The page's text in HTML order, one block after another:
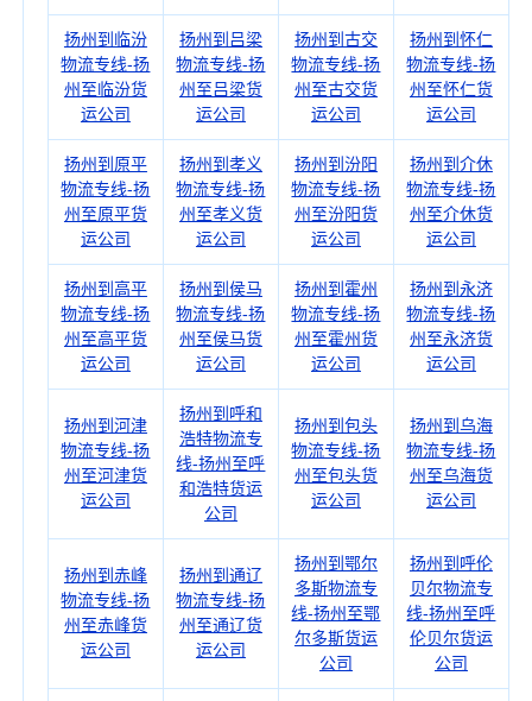
扬州到临汾
物流专线-扬
州至临汾货
运公司
扬州到吕梁
物流专线-扬
州至吕梁货
运公司
扬州到古交
物流专线-扬
州至古交货
运公司
扬州到怀仁
物流专线-扬
州至怀仁货
运公司
扬州到原平
物流专线-扬
州至原平货
运公司
扬州到孝义
物流专线-扬
州至孝义货
运公司
扬州到汾阳
物流专线-扬
州至汾阳货
运公司
扬州到介休
物流专线-扬
州至介休货
运公司
扬州到高平
物流专线-扬
州至高平货
运公司
扬州到侯马
物流专线-扬
州至侯马货
运公司
扬州到霍州
物流专线-扬
州至霍州货
运公司
扬州到永济
物流专线-扬
州至永济货
运公司
扬州到河津
物流专线-扬
州至河津货
运公司
扬州到呼和
浩特物流专
线-扬州至呼
和浩特货运
公司
扬州到包头
物流专线-扬
州至包头货
运公司
扬州到乌海
物流专线-扬
州至乌海货
运公司
扬州到赤峰
物流专线-扬
州至赤峰货
运公司
扬州到通辽
物流专线-扬
州至通辽货
运公司
扬州到鄂尔
多斯物流专
线-扬州至鄂
尔多斯货运
公司
扬州到呼伦
贝尔物流专
线-扬州至呼
伦贝尔货运
公司